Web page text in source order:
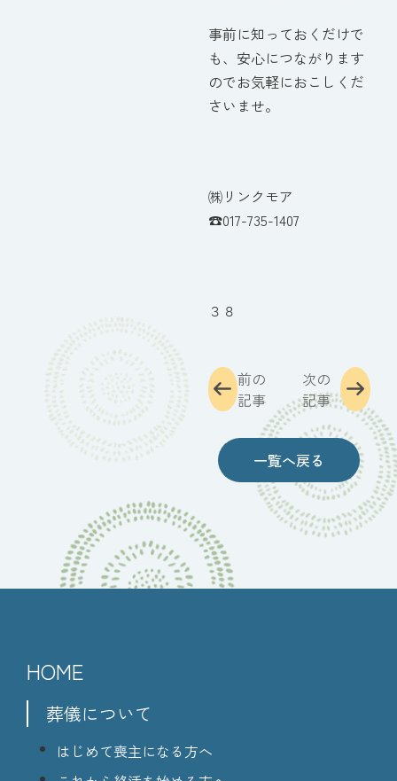
事前に知っておくだけで
も、安心につながります
のでお気軽におこしくだ
さいませ。
㈱リンクモア
☎017-735-1407
３８
前の
記事
一覧へ戻る
次の
記事
HOME
葬儀について
はじめて喪主になる方へ